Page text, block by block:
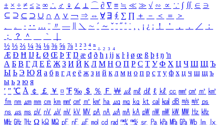
± × ÷ ≠ ≤ ≥ ∞ ∴ ♂ ♀ ∠ ⊥ ⌒ ∂ ∇ ≡ ≒ ≪ ≫ √ ∽ ∝ ∵ ∫ ∬ ∈ ∋
⊆ ⊇ ⊂ ⊃ ∪ ∩ ∧ ∨ ￢ ⇒ ⇔ ∀ ∃ ∮ ∑ ∏ ＋ － ＜ ＝
＞
、
。 · ‥ … ¨ 〃 ― ＼ ∼ ´ ～ ˇ ˘ ˝ ˚ ˙ ¸ ¡ ¿ ː ！ ＇ ， ． ／
：
；
？ ＾ ｀
½ ⅓ ⅔ ¼ ¾ ⅛ ⅜ ⅝ ⅞ ¹ ² ³ ⁴ ⁿ ₁ ₂ ₃ ₄
Æ Ð Ħ Ĳ Ł Ø Œ Þ Ŧ Ŋ æ đ ð ħ ı ĳ ĸ ŀ ł ø œ ß þ ŧ ŋ ŉ
А Б В Г Д Е Ё Ж З И Й К Л М Н О П Р С Т У Ф Х Ц Ч Ш Щ Ъ
Ы Ь Э Ю Я а б в г д е ё ж з и й к л м н о п р с т у ф х ц ч ш щ ъ
ы ь э ю я
′ ″ ℃ Å ￠ ￡ ￥ ¤ ℉ ‰ ＄ ％ Ｆ ￦ ㎕ ㎖ ㎗ ℓ ㎘ ㏄ ㎣ ㎤ ㎥ ㎦
㎙ ㎚ ㎛ ㎜ ㎝ ㎞ ㎟ ㎠ ㎡ ㎢ ㏊ ㎍ ㎎ ㎏ ㏏ ㎈ ㎉ ㏈ ㎧ ㎨ ㎰
㎱ ㎲ ㎳ ㎴ ㎵ ㎶ ㎷ ㎸ ㎹ ㎀ ㎁ ㎂ ㎃ ㎄ ㎺ ㎻ ㎽ ㎾ ㎿ ㎐ ㎑
㎒ ㎓ ㎔ Ω ㏀ ㏁ ㎊ ㎋ ㎌ ㏖ ㏅ ㎭ ㎮ ㎯ ㏛ ㎩ ㎪ ㎫ ㎬ ㏝ ㏐
㏓